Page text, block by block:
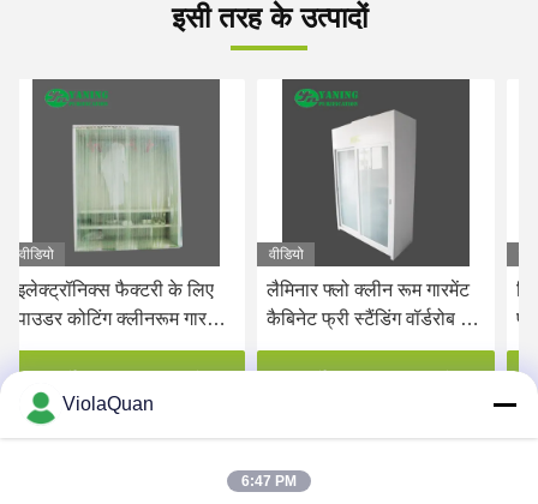
इसी तरह के उत्पादों
फैक्टरी के लिए
कोटिंग क्लीनरूम गारमेंट
कोठरी
वीडियो
लैमिनार फ्लो क्लीन रूम गारमेंट
कैबिनेट फ्री स्टैंडिंग वॉर्डरोब कम
शोर
कमरे
ViolaQuan
6:47 PM